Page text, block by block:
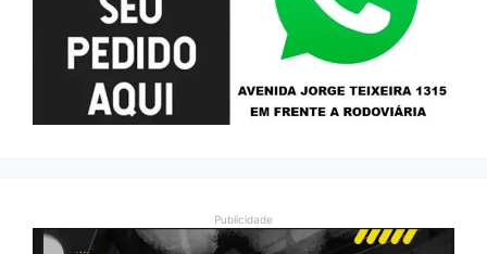
Publicidade